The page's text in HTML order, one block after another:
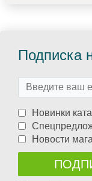
Подписка
Новинки
Новости